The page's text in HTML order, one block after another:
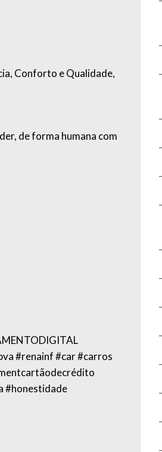
Conforto e Qualidade,
de forma humana com
#renainf #car #carros
#honestidade